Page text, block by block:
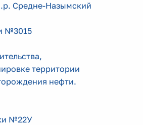
Средне-Назымский
№3015
территории
нефти.
№22У